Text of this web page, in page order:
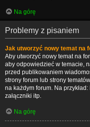
Na górę
Problemy z pisaniem
Jak utworzyć nowy temat na
Aby utworzyć nowy temat na
aby odpowiedzieć w temacie,
przed publikowaniem
strony forum lub strony
na każdym forum. Na
załączniki itp.
Na górę